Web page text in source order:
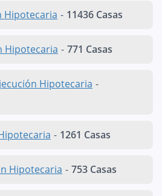
Hipotecaria - 11436 Casas
Hipotecaria - 771 Casas
Hipotecaria -
- 1261 Casas
Hipotecaria - 753 Casas